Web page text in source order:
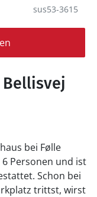
sus53-3615
Bellisvej
bei Følle
Personen und ist
Schon bei
trittst, wirst